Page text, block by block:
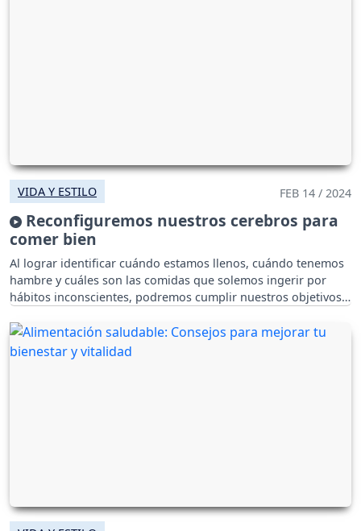
VIDA Y ESTILO FEB 14 / 2024
Reconfiguremos nuestros cerebros para
comer bien
Al lograr identificar cuándo estamos llenos, cuándo tenemos
hambre y cuáles son las comidas que solemos ingerir por
hábitos inconscientes, podremos cumplir nuestros objetivos.